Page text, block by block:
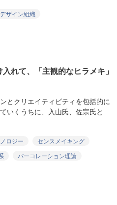
デザイン組織
れて、「主観的なヒラメキ」
とクリエイティビティを包括的に
いくうちに、入山氏、佐宗氏と
ロジー
センスメイキング
パーコレーション理論